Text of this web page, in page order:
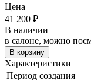
Цена
41 200 ₽
В наличии
в салоне, можно
В корзину
Характеристики
Период создания